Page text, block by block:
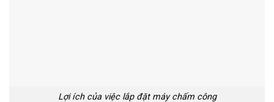
Lợi ích của việc lắp đặt máy chấm công